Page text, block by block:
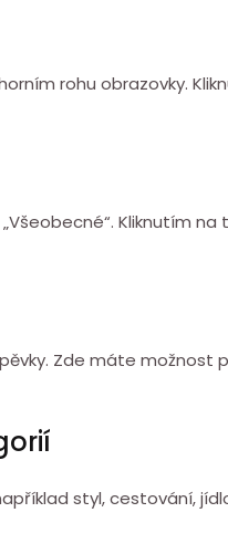
rohu obrazovky.
Kliknutím
Zde máte možnost
styl, cestování,